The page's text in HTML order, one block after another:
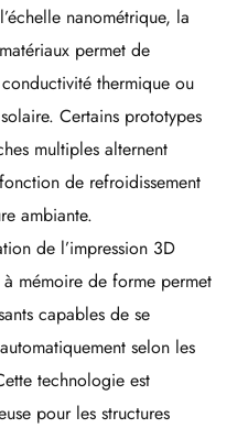
nanométrique, la
permet de
thermique ou
Certains prototypes
multiples alternent
de refroidissement
ambiante.
de l’impression 3D
mémoire de forme permet
capables de se
selon les
technologie est
pour les structures